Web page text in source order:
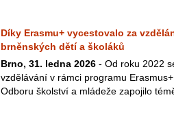
Díky Erasmu+ vycestovalo za
brněnských dětí a školáků
Brno, 31. ledna 2026 - Od roku 2022
vzdělávání v rámci programu
Odboru školství a mládeže zapojilo